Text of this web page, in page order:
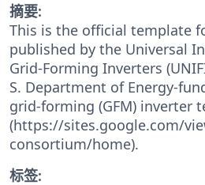
摘要:
This is the official template
published by the Universal
Grid-Forming Inverters
S. Department of Energy-
grid-forming (GFM) inverter
(https://sites.google.com/
consortium/home).
标签: